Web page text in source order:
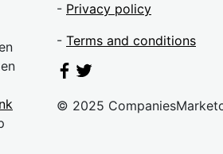
- Privacy policy
- Terms and conditions
© 2025